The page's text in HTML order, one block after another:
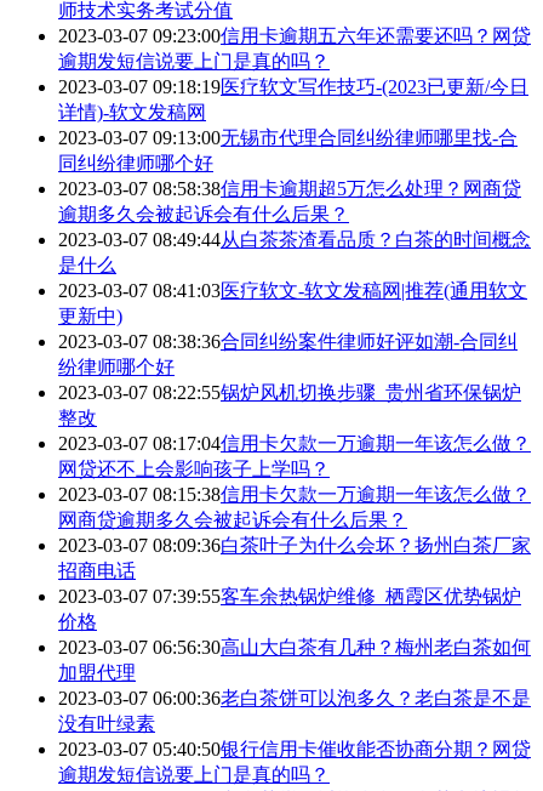
师技术实务考试分值
2023-03-07 09:23:00信用卡逾期五六年还需要还吗？网贷
逾期发短信说要上门是真的吗？
2023-03-07 09:18:19医疗软文写作技巧-(2023已更新/今日
详情)-软文发稿网
2023-03-07 09:13:00无锡市代理合同纠纷律师哪里找-合
同纠纷律师哪个好
2023-03-07 08:58:38信用卡逾期超5万怎么处理？网商贷
逾期多久会被起诉会有什么后果？
2023-03-07 08:49:44从白茶茶渣看品质？白茶的时间概念
是什么
2023-03-07 08:41:03医疗软文-软文发稿网|推荐(通用软文
更新中)
2023-03-07 08:38:36合同纠纷案件律师好评如潮-合同纠
纷律师哪个好
2023-03-07 08:22:55锅炉风机切换步骤_贵州省环保锅炉
整改
2023-03-07 08:17:04信用卡欠款一万逾期一年该怎么做？
网贷还不上会影响孩子上学吗？
2023-03-07 08:15:38信用卡欠款一万逾期一年该怎么做？
网商贷逾期多久会被起诉会有什么后果？
2023-03-07 08:09:36白茶叶子为什么会坏？扬州白茶厂家
招商电话
2023-03-07 07:39:55客车余热锅炉维修_栖霞区优势锅炉
价格
2023-03-07 06:56:30高山大白茶有几种？梅州老白茶如何
加盟代理
2023-03-07 06:00:36老白茶饼可以泡多久？老白茶是不是
没有叶绿素
2023-03-07 05:40:50银行信用卡催收能否协商分期？网贷
逾期发短信说要上门是真的吗？